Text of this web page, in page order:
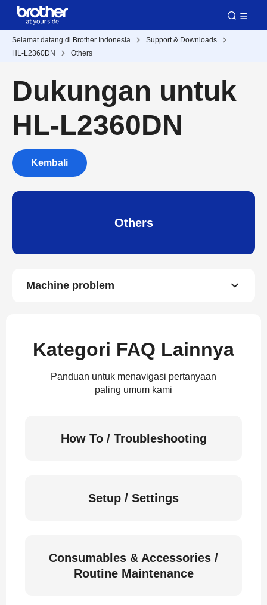
Selamat datang di Brother Indonesia
Support & Downloads
HL-L2360DN
Others
Dukungan untuk
HL-L2360DN
Kembali
Others
Machine problem
Kategori FAQ Lainnya
Panduan untuk menavigasi pertanyaan
paling umum kami
How To / Troubleshooting
Setup / Settings
Consumables & Accessories /
Routine Maintenance